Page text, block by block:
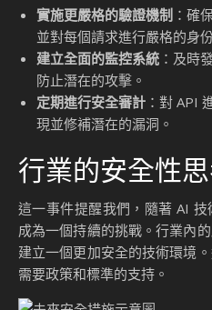
考。
其他安全問
除了 DDoS 攻擊的漏洞外，
安全問題。根據德國安全研究
API 端點回答問題，而不僅僅
竊取敏感數據。
提示注入漏洞
提示注入漏洞的影響不容小覷